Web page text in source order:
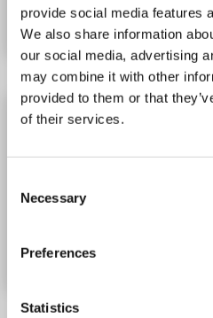
provide social media features
We also share information
our social media, advertising
may combine it with other
provided to them or that
of their services.
Selection
Necessary
Preferences
Statistics
Datenblatt
OR1L4 ELISA Kit
Datenblatt